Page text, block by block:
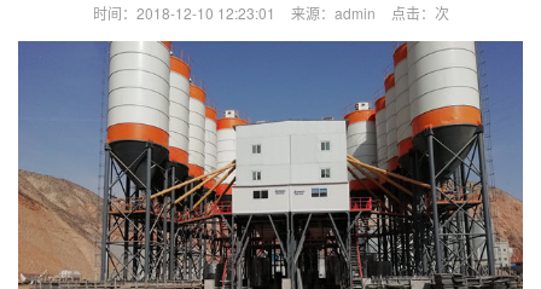
时间：2018-12-10 12:23:01 来源：admin 点击： 次